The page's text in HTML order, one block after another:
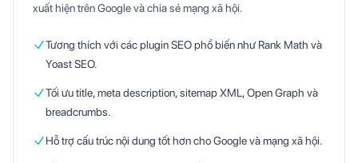
xuất hiện trên Google và chia sẻ mạng xã hội.
Tương thích với các plugin SEO phổ biến như Rank Math và
Yoast SEO.
Tối ưu title, meta description, sitemap XML, Open Graph và
breadcrumbs.
Hỗ trợ cấu trúc nội dung tốt hơn cho Google và mạng xã hội.